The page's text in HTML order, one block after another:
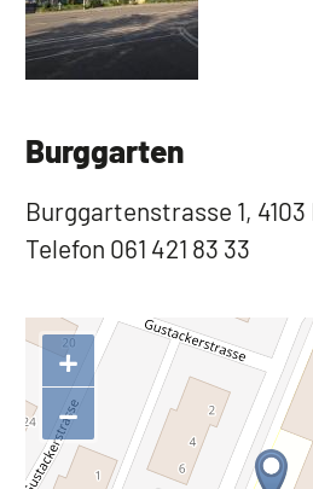
Burggarten
Burggartenstrasse 1,
Telefon 061 421 83 33
+
−